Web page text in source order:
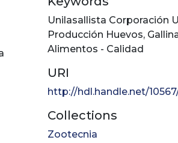
Unilasallista Corporación
Producción Huevos,
Alimentos - Calidad
URI
http://hdl.handle.net/
Collections
Zootecnia